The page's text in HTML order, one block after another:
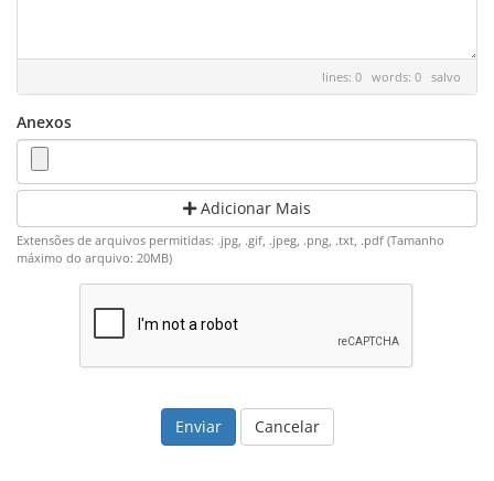
lines: 0 words: 0 salvo
Anexos
Adicionar Mais
Extensões de arquivos permitidas: .jpg, .gif, .jpeg, .png, .txt, .pdf (Tamanho
máximo do arquivo: 20MB)
Cancelar